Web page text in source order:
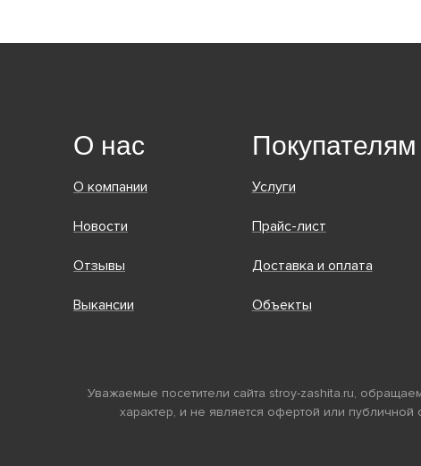
О нас
О компании
Новости
Отзывы
Выкансии
Покупателям
Услуги
Прайс-лист
Доставка и оплата
Объекты
Уважаемые посетители сайта stroy-zashita.ru,
характер, и не является офертой или публичной